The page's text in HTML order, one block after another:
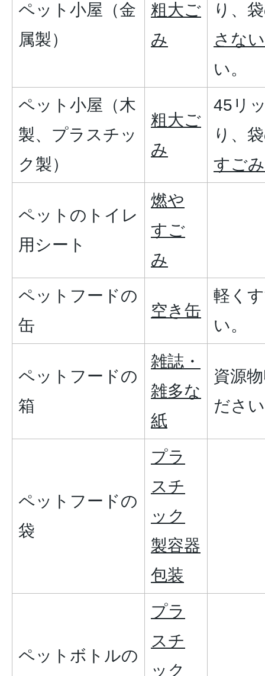
ペット小屋（金
属製）
粗大ご
み
り、
さな
い。
ペット小屋（木
製、プラスチッ
ク製）
粗大ご
み
45リ
り、
すごみ
ペットのトイレ
用シート
燃や
すご
み
ペットフードの
缶
空き缶
軽く
い。
ペットフードの
箱
雑誌・
雑多な
紙
資源
ださ
ペットフードの
袋
プラ
スチ
ック
製容器
包装
ペットボトルの
プラ
スチ
ック